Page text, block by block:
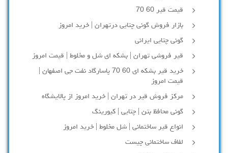
قیمت قیر 60 70
بازار فروش گونی چتایی درتهران | خرید امروز
گونی چتایی ایرانی
قیر فروشی تهران | بشکه ای شل و مخلوط | قیمت امروز
خرید قیر بشکه ای 60 70 پاسارگاد نفت جی اصفهان |
قیمت امروز
مرکز فروش قیر در تهران | خرید امروز از پالایشگاه
گونی محافظ بتن | چتایی | کیورینگ
انواع قیر ساختمانی | شل مخلوط | خرید امروز
لفاف ساختمانی چیست